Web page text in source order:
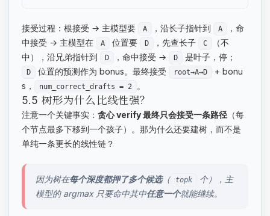
接受过程：根接受 → 主模型要 A ，沿长子指针到 A
，命
中接受 → 主模型在
A 位置要 D ，先查长子 C
（不
中），沿兄弟指针到
D ，命中接受 → D 是叶子，停；
D 位置的预测作为 bonus。最终接受 root→A→D
+ bonu
s，
num_correct_drafts = 2 。
5.5 树形为什么比线性强？
注意一个关键事实： 贪心 verify 最终只会接受一条路径 （每
个节点最多下移到一个孩子）。那为什么还要建树，而不是
单纯一条更长的线性链？
因为树在每个深度都押了多个候选（ topk
个），主
模型的 argmax 只要命中其中任意一个就能继续。